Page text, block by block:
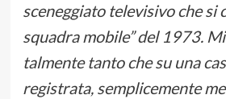
sceneggiato televisivo che si
squadra mobile” del 1973.
talmente tanto che su una
registrata, semplicemente